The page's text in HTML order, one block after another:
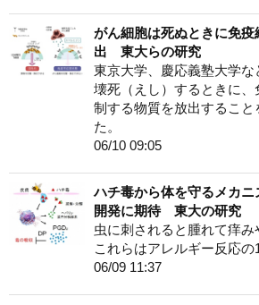
がん細胞は死ぬときに免
出 東大らの研究
東京大学、慶応義塾大学
壊死（えし）するときに
制する物質を放出すること
た。
06/10 09:05
ハチ毒から体を守るメカ
開発に期待 東大の研究
虫に刺されると腫れて痒み
これらはアレルギー反応の
06/09 11:37